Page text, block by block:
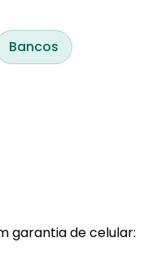
Bancos
garantia de celular: